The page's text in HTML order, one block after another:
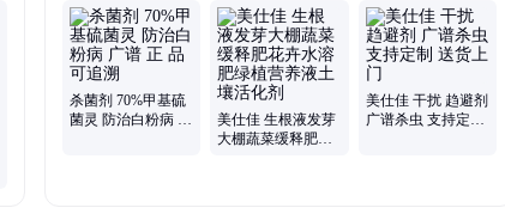
蔬菜园艺、腐熟发酵、草甘膦水剂、草铵膦水剂、有机肥、生物有机
肥、复合肥
杀菌剂 70%甲基硫
菌灵 防治白粉病 广
美仕佳 生根液发芽
大棚蔬菜缓释肥花
美仕佳 干扰 趋避剂
广谱杀虫 支持定制